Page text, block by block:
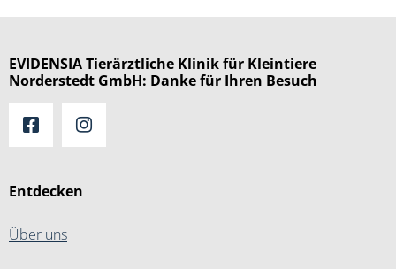
Entdecken
Über uns
EVIDENSIA Tierärztliche Klinik für Kleintiere
Norderstedt GmbH: Danke für Ihren Besuch